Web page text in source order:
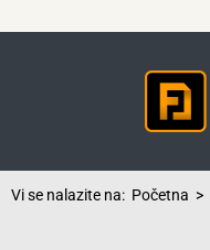
Vi se nalazite na: Početna >